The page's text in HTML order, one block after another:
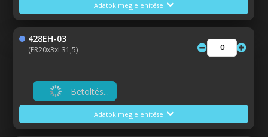
Adatok megjelenítése
428EH-03
(ER20x3xL31,5)
Betöltés...
Adatok megjelenítése